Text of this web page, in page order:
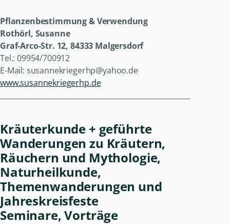
Pflanzenbestimmung & Verwendung
Rothörl, Susanne
Graf-Arco-Str. 12, 84333 Malgersdorf
Tel.: 09954/700912
E-Mail: susannekriegerhp@yahoo.de
www.susannekriegerhp.de
Kräuterkunde + geführte
Wanderungen zu Kräutern,
Räuchern und Mythologie,
Naturheilkunde,
Themenwanderungen und
Jahreskreisfeste
Seminare, Vorträge